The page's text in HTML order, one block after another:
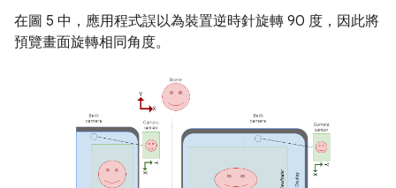
在圖 5 中，應用程式誤以為裝置逆時針旋轉 90 度，因此將
預覽畫面旋轉相同角度。